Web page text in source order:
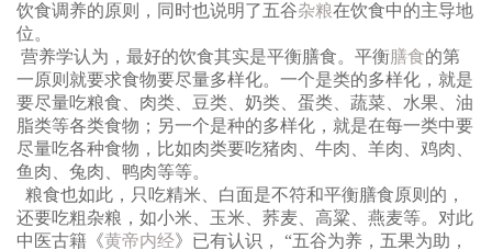
饮食调养的原则，同时也说明了五谷杂粮在饮食中的主导地
位。
营养学认为，最好的饮食其实是平衡膳食。平衡膳食的第
一原则就要求食物要尽量多样化。一个是类的多样化，就是
要尽量吃粮食、肉类、豆类、奶类、蛋类、蔬菜、水果、油
脂类等各类食物；另一个是种的多样化，就是在每一类中要
尽量吃各种食物，比如肉类要吃猪肉、牛肉、羊肉、鸡肉、
鱼肉、兔肉、鸭肉等等。
粮食也如此，只吃精米、白面是不符和平衡膳食原则的，
还要吃粗杂粮，如小米、玉米、荞麦、高粱、燕麦等。对此
中医古籍《黄帝内经》已有认识， “五谷为养，五果为助，